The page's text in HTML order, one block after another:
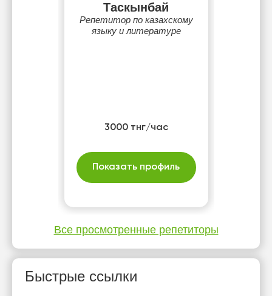
Таскынбай
Репетитор по казахскому
языку и литературе
3000 тнг/час
Показать профиль
Все просмотренные репетиторы
Быстрые ссылки